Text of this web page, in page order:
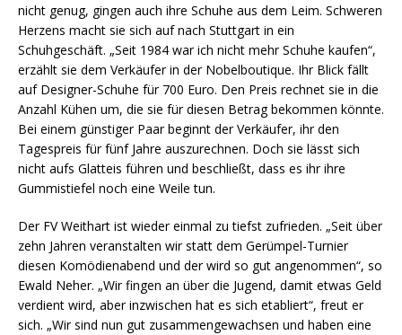
nicht genug, gingen auch ihre Schuhe aus dem Leim. Schweren
Herzens macht sie sich auf nach Stuttgart in ein
Schuhgeschäft. „Seit 1984 war ich nicht mehr Schuhe kaufen“,
erzählt sie dem Verkäufer in der Nobelboutique. Ihr Blick fällt
auf Designer-Schuhe für 700 Euro. Den Preis rechnet sie in die
Anzahl Kühen um, die sie für diesen Betrag bekommen könnte.
Bei einem günstiger Paar beginnt der Verkäufer, ihr den
Tagespreis für fünf Jahre auszurechnen. Doch sie lässt sich
nicht aufs Glatteis führen und beschließt, dass es ihr ihre
Gummistiefel noch eine Weile tun.
Der FV Weithart ist wieder einmal zu tiefst zufrieden. „Seit über
zehn Jahren veranstalten wir statt dem Gerümpel-Turnier
diesen Komödienabend und der wird so gut angenommen“, so
Ewald Neher. „Wir fingen an über die Jugend, damit etwas Geld
verdient wird, aber inzwischen hat es sich etabliert“, freut er
sich. „Wir sind nun gut zusammengewachsen und haben eine